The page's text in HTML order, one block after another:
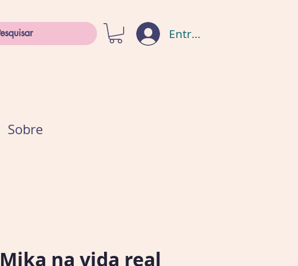
Entrar
Sobre
Mika na vida real